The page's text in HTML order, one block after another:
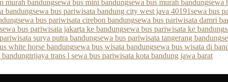
murah bandungsewa bus mini bandungsewa bus murah bandungsewa
bandungsewa bus pariwisata bandung city west java 40191sewa bus
sewa bus pariwisata cirebon bandungsewa bus pariwisata damri
sewa bus pariwisata jakarta ke bandungsewa bus pariwisata ke bandung
surya putra bandungsewa bus pariwisata tangerang bandung
white horse bandungsewa bus wisata bandungsewa bus wisata di
bandungtrijaya trans l sewa bus pariwisata kota bandung jawa barat